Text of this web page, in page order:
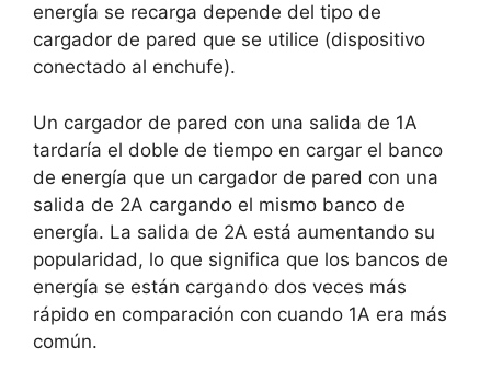
energía se recarga depende del tipo de
cargador de pared que se utilice (dispositivo
conectado al enchufe).
Un cargador de pared con una salida de 1A
tardaría el doble de tiempo en cargar el banco
de energía que un cargador de pared con una
salida de 2A cargando el mismo banco de
energía. La salida de 2A está aumentando su
popularidad, lo que significa que los bancos de
energía se están cargando dos veces más
rápido en comparación con cuando 1A era más
común.